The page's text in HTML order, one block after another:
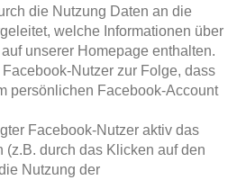
die Nutzung Daten an die
welche Informationen über
unserer Homepage enthalten.
Nutzer zur Folge, dass
persönlichen Facebook-Account
Facebook-Nutzer aktiv das
(z.B. durch das Klicken auf den
Nutzung der